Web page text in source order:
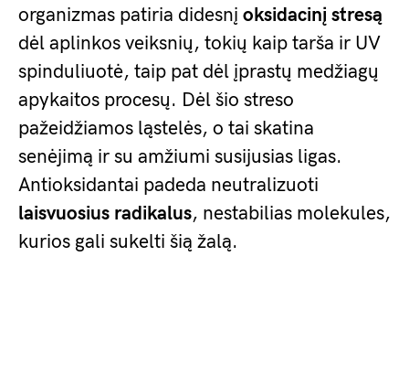
organizmas patiria didesnį oksidacinį stresą
dėl aplinkos veiksnių, tokių kaip tarša ir UV
spinduliuotė, taip pat dėl įprastų medžiagų
apykaitos procesų. Dėl šio streso
pažeidžiamos ląstelės, o tai skatina
senėjimą ir su amžiumi susijusias ligas.
Antioksidantai padeda neutralizuoti
laisvuosius radikalus, nestabilias molekules,
kurios gali sukelti šią žalą.